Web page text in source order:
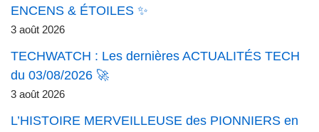
ENCENS & ÉTOILES ✨
3 août 2026
TECHWATCH : Les dernières ACTUALITÉS TECH
du 03/08/2026 🚀
3 août 2026
L’HISTOIRE MERVEILLEUSE des PIONNIERS en